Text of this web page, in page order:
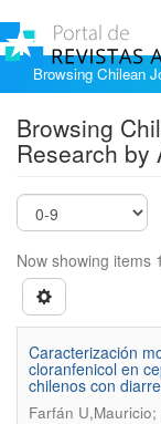
Browsing Chilean
Browsing
Research by
Now showing items
Caracterización
cloranfenicol en
chilenos con
Farfán